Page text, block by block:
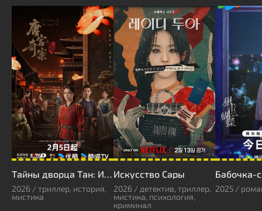
Тайны дворца Тан: Изумрудный ветер
2026 / триллер, история,
мистика
Искусство Сары
2026 / детектив, триллер,
мистика, психология,
криминал
Бабочка-
2025 /